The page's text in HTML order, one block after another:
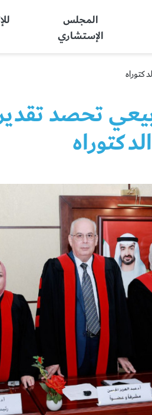
المجلس
الإستشاري
تحصد